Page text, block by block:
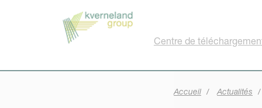
Centre de
Accueil Actualités